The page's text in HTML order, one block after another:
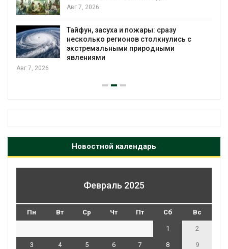
Авг 7, 2026
Тайфун, засуха и пожары: сразу
несколько регионов столкнулись с
экстремальными природными
явлениями
Авг 7, 2026
Новостной календарь
Февраль 2025
Пн Вт Ср Чт Пт Сб Вс
1 2
3 4 5 6 7 8 9